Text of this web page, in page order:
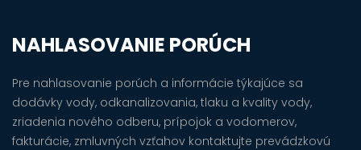
NAHLASOVANIE PORÚCH
Pre nahlasovanie porúch a informácie týkajúce sa
dodávky vody, odkanalizovania, tlaku a kvality vody,
zriadenia nového odberu, prípojok a vodomerov,
fakturácie, zmluvných vzťahov kontaktujte prevádzkovú